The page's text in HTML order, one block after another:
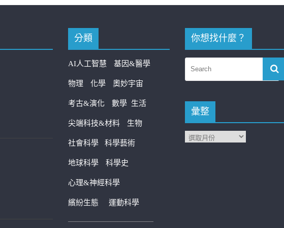
分類
AI人工智慧 基因&醫學
物理 化學 奧妙宇宙
考古&演化 數學 生活
尖端科技&材料 生物
社會科學 科學藝術
地球科學 科學史
心理&神經科學
繽紛生態 運動科學
————————————
你想找什麼？
彙整